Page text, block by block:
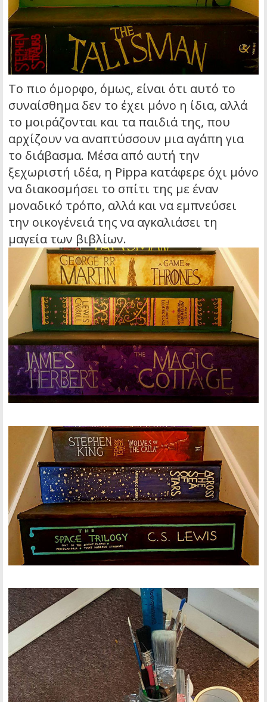
Το πιο όμορφο, όμως, είναι ότι αυτό το
συναίσθημα δεν το έχει μόνο η ίδια, αλλά
το μοιράζονται και τα παιδιά της, που
αρχίζουν να αναπτύσσουν μια αγάπη για
το διάβασμα. Μέσα από αυτή την
ξεχωριστή ιδέα, η Pippa κατάφερε όχι μόνο
να διακοσμήσει το σπίτι της με έναν
μοναδικό τρόπο, αλλά και να εμπνεύσει
την οικογένειά της να αγκαλιάσει τη
μαγεία των βιβλίων.